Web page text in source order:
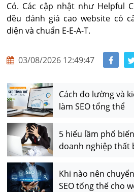
Có. Các cập nhật như Helpful
đều đánh giá cao website có
diện và chuẩn E-E-A-T.
03/08/2026 12:49:47
Cách đo lường và
làm SEO tổng thể
5 hiểu lầm phổ
doanh nghiệp thất
Khi nào nên
SEO tổng thể cho